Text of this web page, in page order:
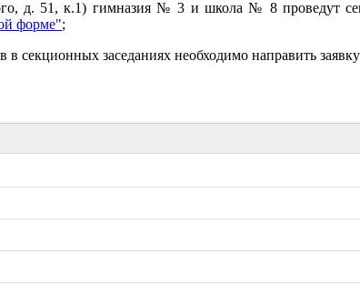
д. 51, к.1) гимназия № 3 и школа № 8 проведут
форме";
в секционных заседаниях необходимо направить